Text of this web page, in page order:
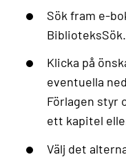
Sök fram e-
BiblioteksSök.
Klicka på
eventuella
Förlagen styr
ett kapitel
Välj det